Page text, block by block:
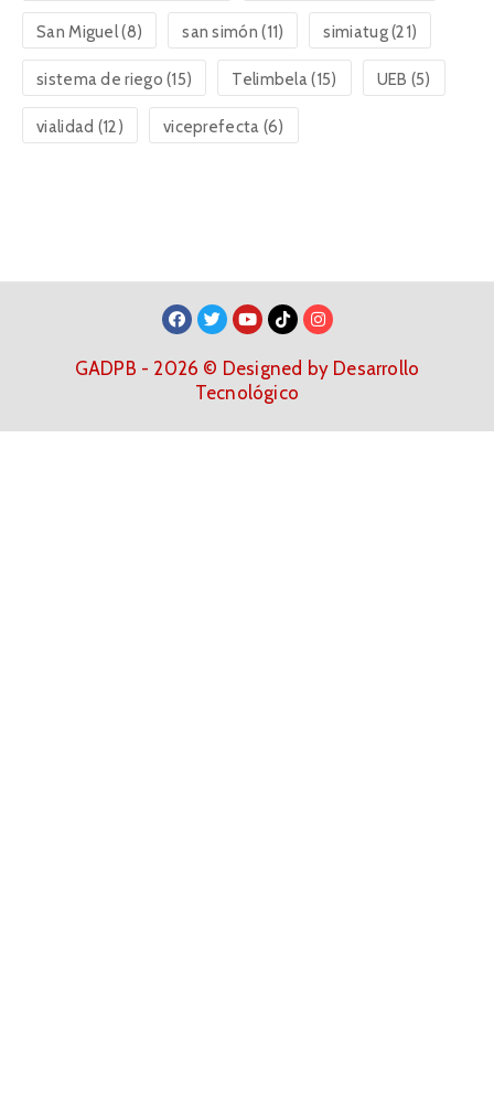
San Miguel(8) san simón (11) simiatug(21)
sistema de riego (15) Telimbela(15) UEB (5)
vialidad (12) viceprefecta (6)
GADPB - 2026 © Designed by Desarrollo
Tecnológico